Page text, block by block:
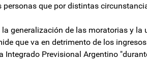
que por distintas
la generalización de las moratorias y
que va en detrimento de los
Integrado Previsional Argentino